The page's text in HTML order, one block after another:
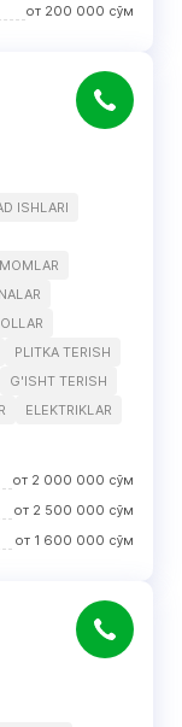
от 200 000 сўм
ISHLARI
PLITKA TERISH
G'ISHT TERISH
ELEKTRIKLAR
от 2 000 000 сўм
от 2 500 000 сўм
от 1 600 000 сўм